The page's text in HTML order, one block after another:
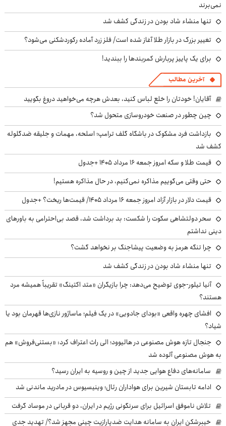
نمی‌برند
تنها منشاء شاد بودن در زندگی کشف شد
تغییر بزرگ در بازار طلا آغاز شده است/ فلز زرد آماده رکوردشکنی می‌شود؟
برای یک پاییز پربارش کمربندها را ببندید!
آخرین مطالب
آقایان! خودتان را خلع لباس کنید، بعدش هرچه می‌خواهید دروغ بگویید
چین چطور در صنعت خودروسازی متحول شد؟
بازداشت فرد مشکوک در باشگاه گلف ترامپ؛ اسلحه، مهمات و جلیقه ضدگلوله
کشف شد
قیمت طلا و سکه امروز جمعه ۱۶ مرداد ۱۴۰۵ +جدول
حتی وقتی می‌گوییم مذاکره نمی‌کنیم، در حال مذاکره هستیم!
قیمت دلار در بازار آزاد امروز جمعه ۱۶ مرداد ۱۴۰۵/ قیمت‌ها ریخت؟ +جدول
سحر دولتشاهی سکوت را شکست: بد برداشت شد، قصد بی‌احترامی به باورهای
دینی نداشتم
چرا تنگه هرمز به وضعیت پیشاجنگ بر نخواهد گشت؟
تنها منشاء شاد بودن در زندگی کشف شد
آنیا تیلور-جوی توضیح می‌دهد: چرا بازیگران «متد اکتینگ» تقریباً همیشه مرد
هستند؟
افشای چهره واقعی «بودای جادویی» در یک فیلم؛ ماساژور نازی‌ها قهرمان بود یا
شیاد؟
جنجال تازه هوش مصنوعی در هالیوود؛ الی راث اعتراف کرد: «بستنی‌فروش» هم
به هوش مصنوعی آلوده شد
سامانه‌های دفاع هوایی جدید از چین و روسیه به ایران رسید؟
ادامه تابستان شیرین برای هواداران رئال؛ وینیسیوس در مادرید ماندنی شد
تلاش ناموفق اسرائیل برای سرنگونی رژیم در ایران، دو قربانی در موساد گرفت
خیبرشکن ایران به سامانه هدایت ضدپارازیت چینی مجهز شد؟/ تهدید جدی